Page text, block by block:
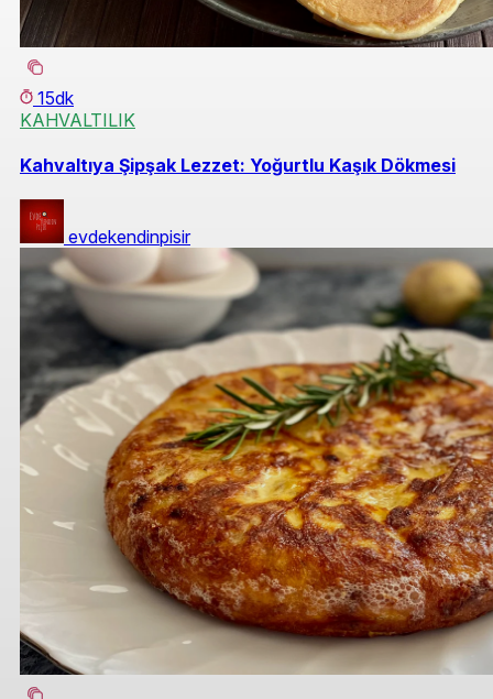
15dk
KAHVALTILIK
Kahvaltıya Şipşak Lezzet: Yoğurtlu Kaşık Dökmesi
evdekendinpisir